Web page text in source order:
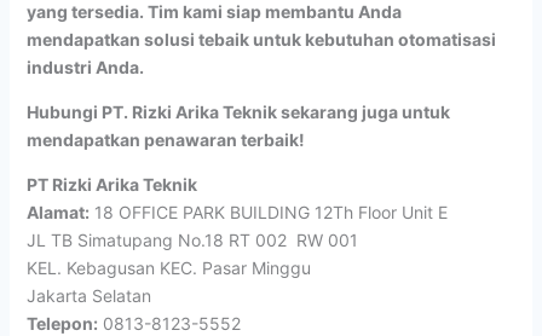
yang tersedia. Tim kami siap membantu Anda
mendapatkan solusi tebaik untuk kebutuhan otomatisasi
industri Anda.
Hubungi PT. Rizki Arika Teknik sekarang juga untuk
mendapatkan penawaran terbaik!
PT Rizki Arika Teknik
Alamat: 18 OFFICE PARK BUILDING 12Th Floor Unit E
JL TB Simatupang No.18 RT 002 RW 001
KEL. Kebagusan KEC. Pasar Minggu
Jakarta Selatan
Telepon: 0813-8123-5552